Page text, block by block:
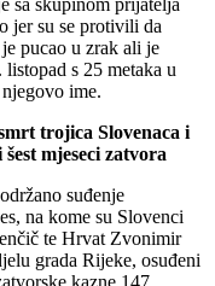
jer su se protivili da
pucao u zrak ali je
s 25 metaka u
ime.
trojica Slovenaca i
mjeseci zatvora
suđenje
na kome su Slovenci
te Hrvat Zvonimir
grada Rijeke, osuđeni
kazne 147